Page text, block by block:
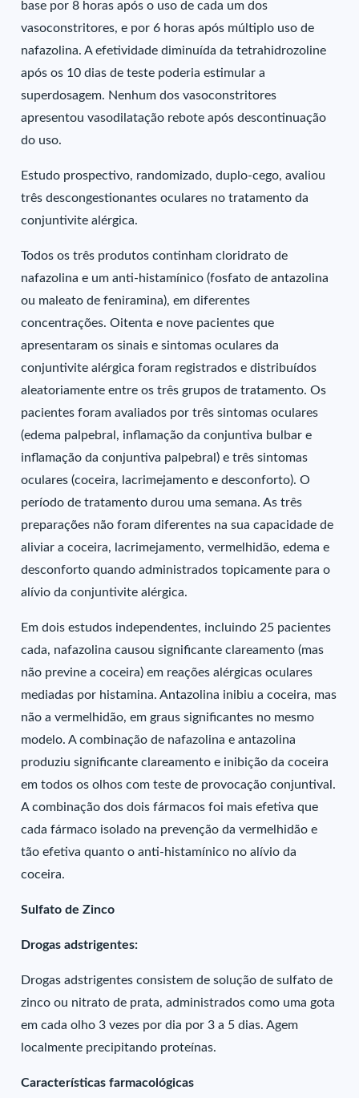
base por 8 horas após o uso de cada um dos
vasoconstritores, e por 6 horas após múltiplo uso de
nafazolina. A efetividade diminuída da tetrahidrozoline
após os 10 dias de teste poderia estimular a
superdosagem. Nenhum dos vasoconstritores
apresentou vasodilatação rebote após descontinuação
do uso.
Estudo prospectivo, randomizado, duplo-cego, avaliou
três descongestionantes oculares no tratamento da
conjuntivite alérgica.
Todos os três produtos continham cloridrato de
nafazolina e um anti-histamínico (fosfato de antazolina
ou maleato de feniramina), em diferentes
concentrações. Oitenta e nove pacientes que
apresentaram os sinais e sintomas oculares da
conjuntivite alérgica foram registrados e distribuídos
aleatoriamente entre os três grupos de tratamento. Os
pacientes foram avaliados por três sintomas oculares
(edema palpebral, inflamação da conjuntiva bulbar e
inflamação da conjuntiva palpebral) e três sintomas
oculares (coceira, lacrimejamento e desconforto). O
período de tratamento durou uma semana. As três
preparações não foram diferentes na sua capacidade de
aliviar a coceira, lacrimejamento, vermelhidão, edema e
desconforto quando administrados topicamente para o
alívio da conjuntivite alérgica.
Em dois estudos independentes, incluindo 25 pacientes
cada, nafazolina causou significante clareamento (mas
não previne a coceira) em reações alérgicas oculares
mediadas por histamina. Antazolina inibiu a coceira, mas
não a vermelhidão, em graus significantes no mesmo
modelo. A combinação de nafazolina e antazolina
produziu significante clareamento e inibição da coceira
em todos os olhos com teste de provocação conjuntival.
A combinação dos dois fármacos foi mais efetiva que
cada fármaco isolado na prevenção da vermelhidão e
tão efetiva quanto o anti-histamínico no alívio da
coceira.
Sulfato de Zinco
Drogas adstrigentes:
Drogas adstrigentes consistem de solução de sulfato de
zinco ou nitrato de prata, administrados como uma gota
em cada olho 3 vezes por dia por 3 a 5 dias. Agem
localmente precipitando proteínas.
Características farmacológicas